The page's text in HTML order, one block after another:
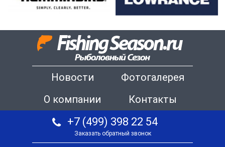
Новости
Фотогалерея
О компании
Контакты
+7 (499) 398 22 54
Заказать обратный звонок